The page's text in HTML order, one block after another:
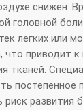
снижен.
головной
легких или
что приводит
тканей.
постепенное
развития